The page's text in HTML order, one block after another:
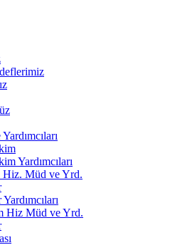
Yardımcıları
Müd ve Yrd.
Hiz Müd ve Yrd.